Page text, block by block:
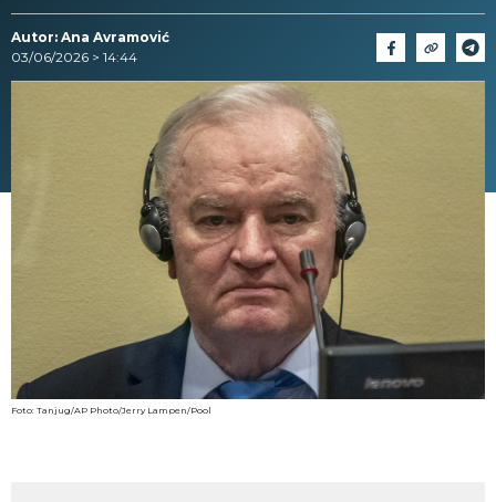
Autor: Ana Avramović
03/06/2026 > 14:44
Foto: Tanjug/AP Photo/Jerry Lampen/Pool